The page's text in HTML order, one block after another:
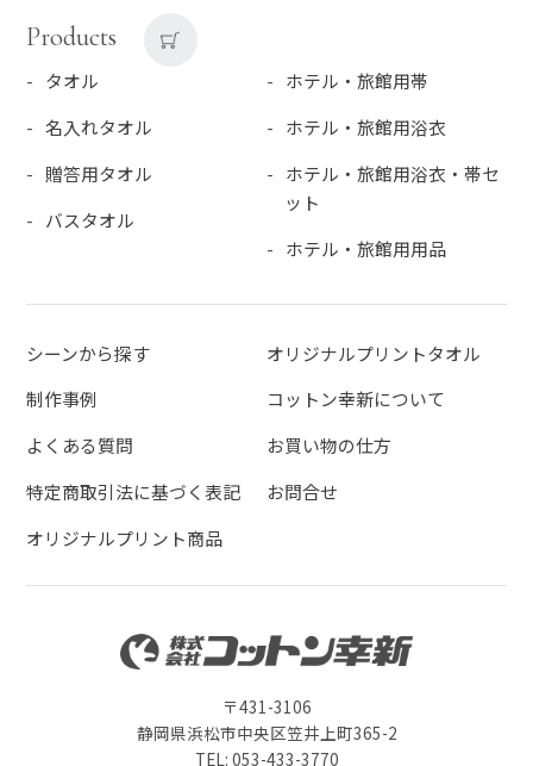
Products
タオル
名入れタオル
贈答用タオル
バスタオル
ホテル・旅館用帯
ホテル・旅館用浴衣
ホテル・旅館用浴衣・帯セ
ット
ホテル・旅館用用品
シーンから探す
オリジナルプリントタオル
制作事例
コットン幸新について
よくある質問
お買い物の仕方
特定商取引法に基づく表記
お問合せ
オリジナルプリント商品
〒431-3106
静岡県浜松市中央区笠井上町365-2
TEL: 053-433-3770